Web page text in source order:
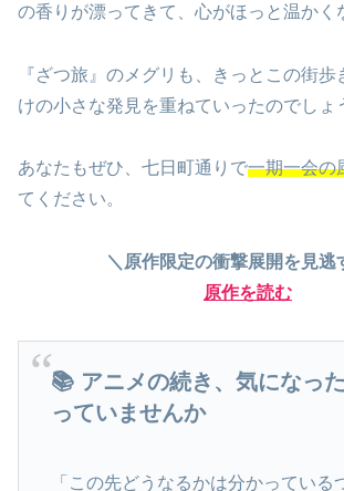
の香りが漂ってきて、心がほっと温かく
『ざつ旅』のメグリも、きっとこの街
けの小さな発見を重ねていったのでしょ
あなたもぜひ、七日町通りで一期一会の
てください。
＼原作限定の衝撃展開を見逃
原作を読む
📚 アニメの続き、気になっ
っていませんか
「この先どうなるかは分かっている